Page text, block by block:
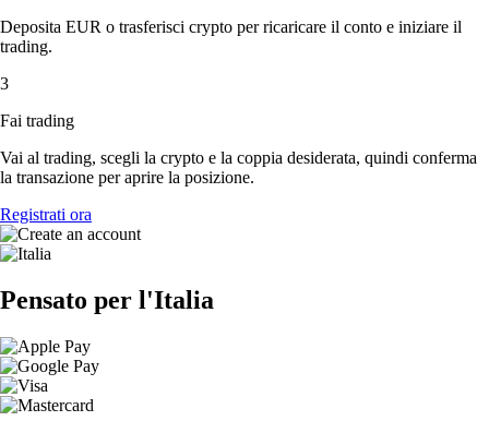
Deposita EUR o trasferisci crypto per ricaricare il conto e iniziare il
trading.
3
Fai trading
Vai al trading, scegli la crypto e la coppia desiderata, quindi conferma
la transazione per aprire la posizione.
Registrati ora
Pensato per l'Italia